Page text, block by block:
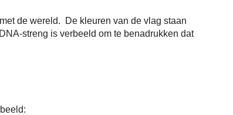
de wereld. De kleuren van de vlag staan
streng is verbeeld om te benadrukken dat